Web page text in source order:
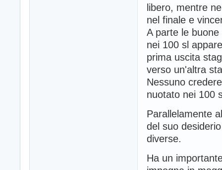
libero, mentre
nel finale e
A parte le
nei 100 sl
prima uscita
verso un'altra
Nessuno
nuotato nei 100
Parallelamente
del suo
diverse.
Ha un